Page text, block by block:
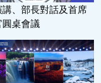
講、部長對話及首席
桌會議